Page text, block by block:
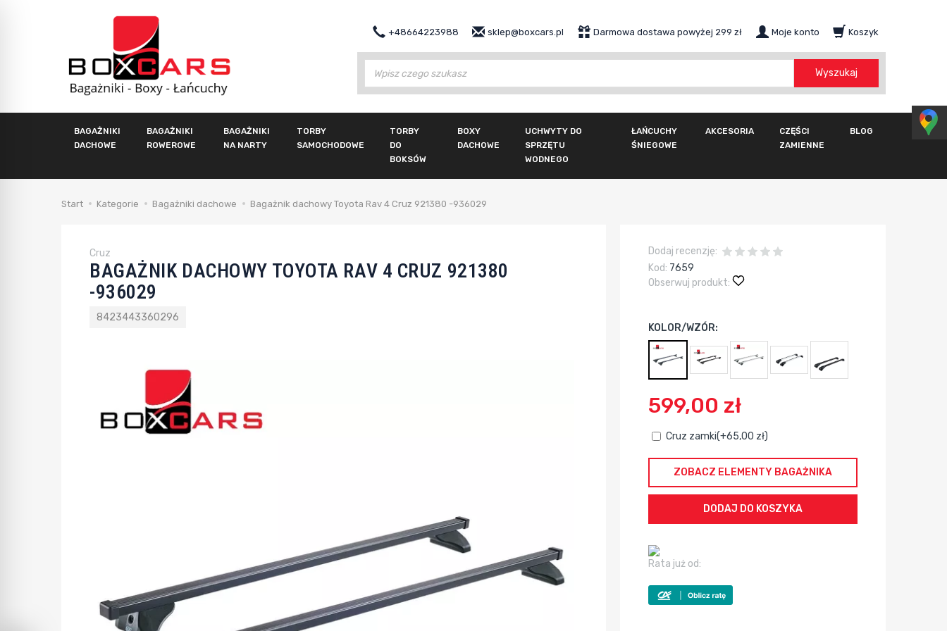
+48664223988 Darmowa dostawa powyżej 299 zł
sklep@boxcars.pl Moje konto Koszyk
Wyszukaj
BAGAŻNIKI
DACHOWE
BAGAŻNIKI
ROWEROWE
BAGAŻNIKI
NA NARTY
TORBY
SAMOCHODOWE
TORBY
DO
BOKSÓW
BOXY
DACHOWE
UCHWYTY DO
SPRZĘTU
WODNEGO
ŁAŃCUCHY
ŚNIEGOWE
AKCESORIA
CZĘŚCI
ZAMIENNE
BLOG
Start Kategorie Bagażniki dachowe Bagażnik dachowy Toyota Rav 4 Cruz 921380 -936029
Cruz
BAGAŻNIK DACHOWY TOYOTA RAV 4 CRUZ 921380
-936029
8423443360296
Dodaj recenzję:
Kod: 7659
Obserwuj produkt:
KOLOR/WZÓR:
599,00 zł
Cruz zamki(+65,00 zł)
ZOBACZ ELEMENTY BAGAŻNIKA
Rata już od: